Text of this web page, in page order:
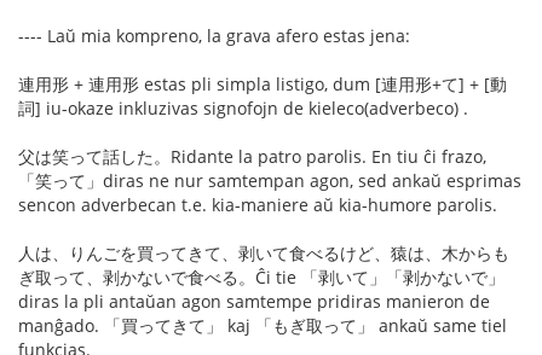
---- Laŭ mia kompreno, la grava afero estas jena:
連用形 + 連用形 estas pli simpla listigo, dum [連用形+て] + [動
詞] iu-okaze inkluzivas signofojn de kieleco(adverbeco) .
父は笑って話した。Ridante la patro parolis. En tiu ĉi frazo,
「笑って」diras ne nur samtempan agon, sed ankaŭ esprimas
sencon adverbecan t.e. kia-maniere aŭ kia-humore parolis.
人は、りんごを買ってきて、剥いて食べるけど、猿は、木からも
ぎ取って、剥かないで食べる。Ĉi tie 「剥いて」「剥かないで」
diras la pli antaŭan agon samtempe pridiras manieron de
manĝado. 「買ってきて」 kaj 「もぎ取って」 ankaŭ same tiel
funkcias.